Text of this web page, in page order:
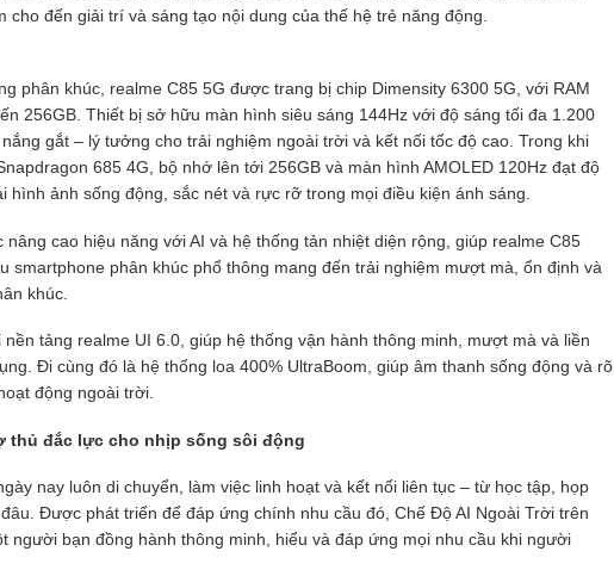
cho đến giải trí và sáng tạo nội dung của thế hệ trẻ năng động.
phân khúc, realme C85 5G được trang bị chip Dimensity 6300 5G, với RAM
256GB. Thiết bị sở hữu màn hình siêu sáng 144Hz với độ sáng tối đa 1.200
gắt – lý tưởng cho trải nghiệm ngoài trời và kết nối tốc độ cao. Trong khi
685 4G, bộ nhớ lên tới 256GB và màn hình AMOLED 120Hz đạt độ
hình ảnh sống động, sắc nét và rực rỡ trong mọi điều kiện ánh sáng.
cao hiệu năng với AI và hệ thống tản nhiệt diện rộng, giúp realme C85
smartphone phân khúc phổ thông mang đến trải nghiệm mượt mà, ổn định và
khúc.
tảng realme UI 6.0, giúp hệ thống vận hành thông minh, mượt mà và liền
Đi cùng đó là hệ thống loa 400% UltraBoom, giúp âm thanh sống động và rõ
động ngoài trời.
thủ đắc lực cho nhịp sống sôi động
nay luôn di chuyển, làm việc linh hoạt và kết nối liên tục – từ học tập, họp
Được phát triển để đáp ứng chính nhu cầu đó, Chế Độ AI Ngoài Trời trên
người bạn đồng hành thông minh, hiểu và đáp ứng mọi nhu cầu khi người